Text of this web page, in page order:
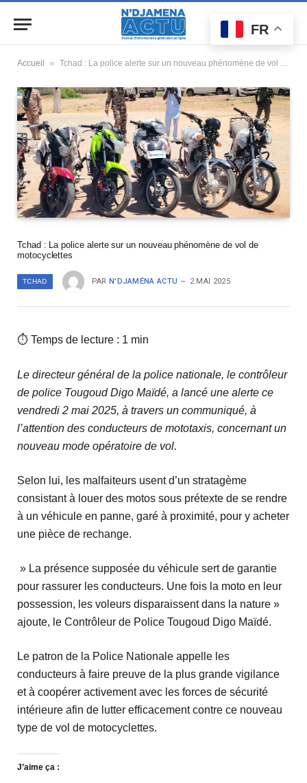
Accueil » Tchad : La police alerte sur un nouveau phénomène de vol de motocyclettes
Tchad : La police alerte sur un nouveau phénomène de vol de
motocyclettes
TCHAD PAR N'DJAMÉNA ACTU 2 MAI 2025
⏱ Temps de lecture : 1 min
Le directeur général de la police nationale, le contrôleur
de police Tougoud Digo Maïdé, a lancé une alerte ce
vendredi 2 mai 2025, à travers un communiqué, à
l’attention des conducteurs de mototaxis, concernant un
nouveau mode opératoire de vol.
Selon lui, les malfaiteurs usent d’un stratagème
consistant à louer des motos sous prétexte de se rendre
à un véhicule en panne, garé à proximité, pour y acheter
une pièce de rechange.
» La présence supposée du véhicule sert de garantie
pour rassurer les conducteurs. Une fois la moto en leur
possession, les voleurs disparaissent dans la nature »
ajoute, le Contrôleur de Police Tougoud Digo Maïdé.
Le patron de la Police Nationale appelle les
conducteurs à faire preuve de la plus grande vigilance
et à coopérer activement avec les forces de sécurité
intérieure afin de lutter efficacement contre ce nouveau
type de vol de motocyclettes.
J’aime ça :
FR